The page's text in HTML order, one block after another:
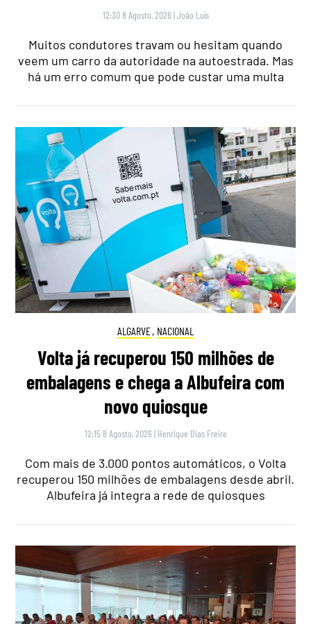
12:30 8 Agosto, 2026 |João Luís
Muitos condutores travam ou hesitam quando
veem um carro da autoridade na autoestrada. Mas
há um erro comum que pode custar uma multa
ALGARVE, NACIONAL
Volta já recuperou 150 milhões de
embalagens e chega a Albufeira com
novo quiosque
12:15 8 Agosto, 2026 | Henrique Dias Freire
Com mais de 3.000 pontos automáticos, o Volta
recuperou 150 milhões de embalagens desde abril.
Albufeira já integra a rede de quiosques